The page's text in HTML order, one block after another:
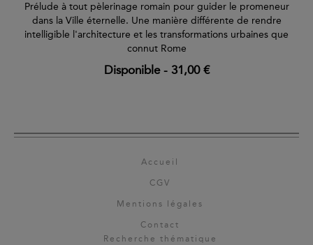
Prélude à tout pèlerinage romain pour guider le promeneur
dans la Ville éternelle. Une manière différente de rendre
intelligible l'architecture et les transformations urbaines que
connut Rome
Disponible- 31,00 €
Accueil
CGV
Mentions légales
Contact
Recherche thématique